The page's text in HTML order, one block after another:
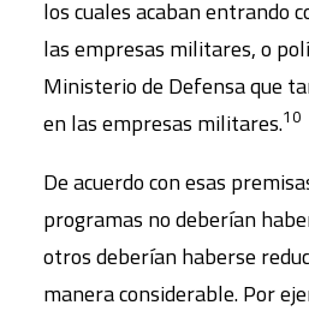
los cuales acaban entrando
las empresas militares, o
Ministerio de Defensa que
en las empresas militares.10
De acuerdo con esas
programas no deberían
otros deberían haberse
manera considerable. Por